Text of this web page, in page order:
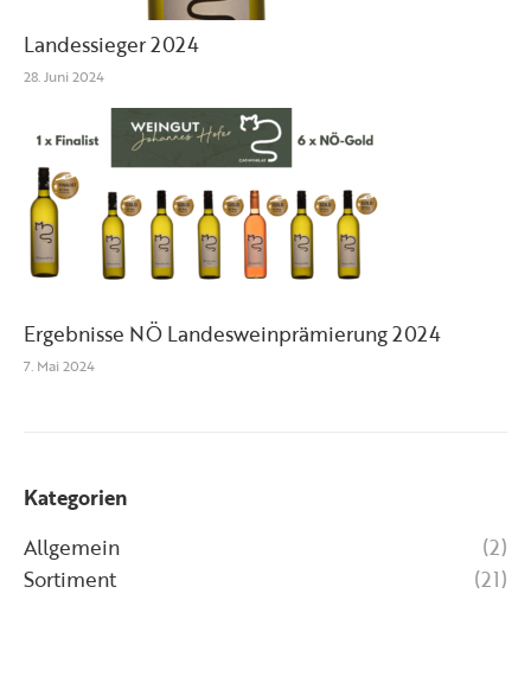
Landessieger 2024
28. Juni 2024
Ergebnisse NÖ Landesweinprämierung 2024
7. Mai 2024
Kategorien
Allgemein
(2)
Sortiment
(21)